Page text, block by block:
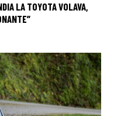
LA TOYOTA VOLAVA,